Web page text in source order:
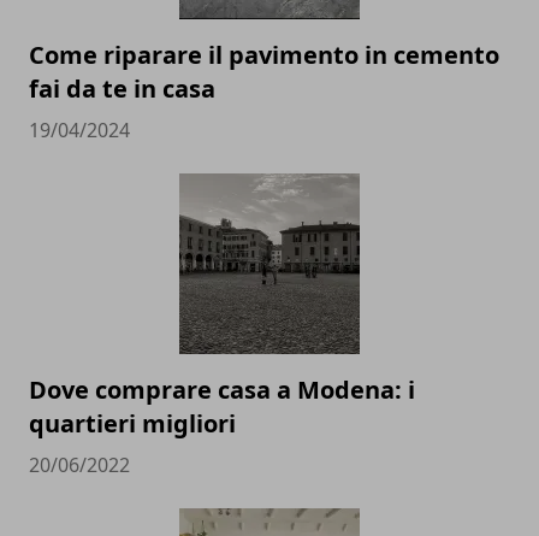
Come riparare il pavimento in cemento
fai da te in casa
19/04/2024
Dove comprare casa a Modena: i
quartieri migliori
20/06/2022